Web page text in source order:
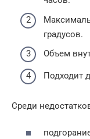
градусов.
Объем
Подходит
Среди